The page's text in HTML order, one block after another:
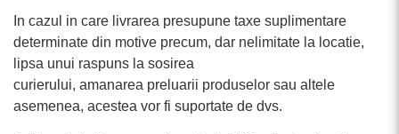
In cazul in care livrarea presupune taxe suplimentare
determinate din motive precum, dar nelimitate la locatie,
lipsa unui raspuns la sosirea
curierului, amanarea preluarii produselor sau altele
asemenea, acestea vor fi suportate de dvs.